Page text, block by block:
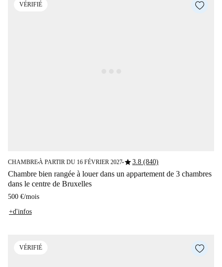
VÉRIFIÉ
CHAMBRE■À PARTIR DU 16 FÉVRIER 2027■star3.8 (840)
Chambre bien rangée à louer dans un appartement de 3 chambres
dans le centre de Bruxelles
500 €/mois
+d'infos
VÉRIFIÉ